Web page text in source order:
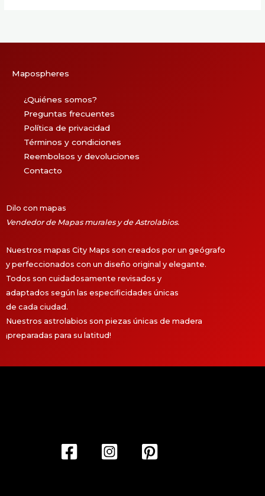
Mapospheres
¿Quiénes somos?
Preguntas frecuentes
Política de privacidad
Términos y condiciones
Reembolsos y devoluciones
Contacto
Dilo con mapas
Vendedor de Mapas murales y de Astrolabios.
Nuestros mapas City Maps son creados por un geógrafo
y perfeccionados con un diseño original y elegante.
Todos son cuidadosamente revisados y
adaptados según las especificidades únicas
de cada ciudad.
Nuestros astrolabios son piezas únicas de madera
¡preparadas para su latitud!